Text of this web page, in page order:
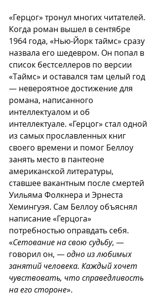
«Герцог» тронул многих читателей.
Когда роман вышел в сентябре
1964 года, «Нью-Йорк таймс» сразу
назвала его шедевром. Он попал в
список бестселлеров по версии
«Таймс» и оставался там целый год
— невероятное достижение для
романа, написанного
интеллектуалом и об
интеллектуале. «Герцог» стал одной
из самых прославленных книг
своего времени и помог Беллоу
занять место в пантеоне
американской литературы,
ставшее вакантным после смертей
Уильяма Фолкнера и Эрнеста
Хемингуэя. Сам Беллоу объяснял
написание «Герцога»
потребностью оправдать себя.
«Сетование на свою судьбу, —
говорил он, — одно из любимых
занятий человека. Каждый хочет
чувствовать, что справедливость
на его стороне».